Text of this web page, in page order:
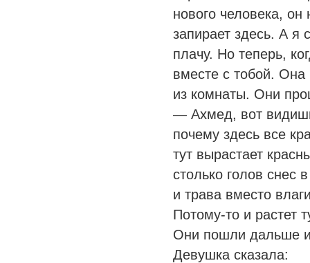
нового человека,
запирает здесь. А я
плачу. Но теперь,
вместе с тобой.
из комнаты. Они
— Ахмед, вот
почему здесь все
тут вырастает
столько голов снес
и трава вместо
Потому-то и растет
Они пошли дальше и
Девушка сказала: